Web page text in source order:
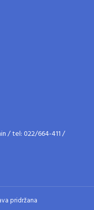
/ tel: 022/664-411 /
pridržana